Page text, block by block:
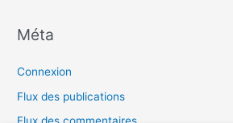
Méta
Connexion
Flux des publications